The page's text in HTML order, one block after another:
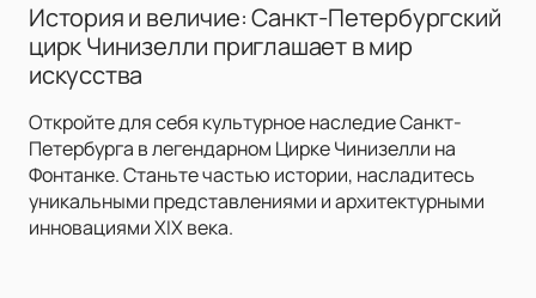
История и величие: Санкт-Петербургский
цирк Чинизелли приглашает в мир
искусства
Откройте для себя культурное наследие Санкт-
Петербурга в легендарном Цирке Чинизелли на
Фонтанке. Станьте частью истории, насладитесь
уникальными представлениями и архитектурными
инновациями XIX века.